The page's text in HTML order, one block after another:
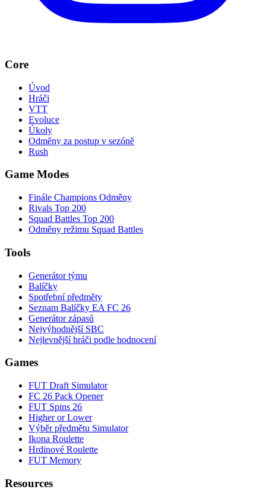
Core
Úvod
Hráči
VTT
Evoluce
Úkoly
Odměny za postup v sezóně
Rush
Game Modes
Finále Champions Odměny
Rivals Top 200
Squad Battles Top 200
Odměny režimu Squad Battles
Tools
Generátor týmu
Balíčky
Spotřební předměty
Seznam Balíčky EA FC 26
Generátor zápasů
Nejvýhodnější SBC
Nejlevnější hráči podle hodnocení
Games
FUT Draft Simulator
FC 26 Pack Opener
FUT Spins 26
Higher or Lower
Výběr předmětu Simulator
Ikona Roulette
Hrdinové Roulette
FUT Memory
Resources